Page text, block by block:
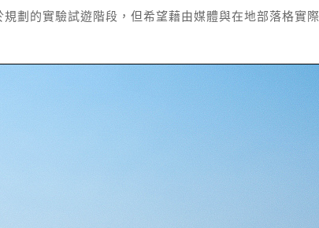
劃的實驗試遊階段，但希望藉由媒體與在地部落格實際